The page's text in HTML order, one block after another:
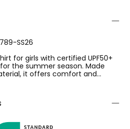
SS26
for girls with certified UPF50+
the summer season. Made
it offers comfort and
at the beach or pool. Its
in sizes from 2 to 14 years.